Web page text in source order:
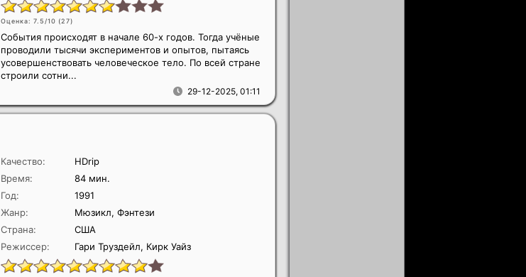
Оценка: 7.5/10 (27)
29-12-2025, 01:11
События происходят в начале 60-х годов. Тогда учёные
проводили тысячи экспериментов и опытов, пытаясь
усовершенствовать человеческое тело. По всей стране
строили сотни...
Качество:
HDrip
Время:
84 мин.
Год:
1991
Жанр:
Мюзикл, Фэнтези
Страна:
США
Режиссер:
Гари Труздейл, Кирк Уайз